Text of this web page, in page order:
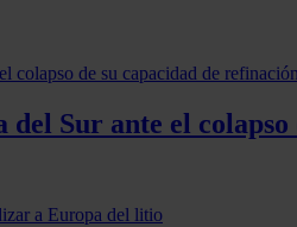
Sur ante el